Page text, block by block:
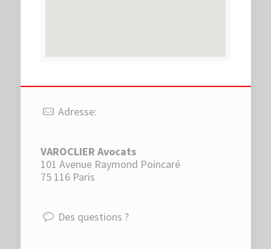
Adresse:
VAROCLIER Avocats
101 Avenue Raymond Poincaré
75 116 Paris
Des questions ?